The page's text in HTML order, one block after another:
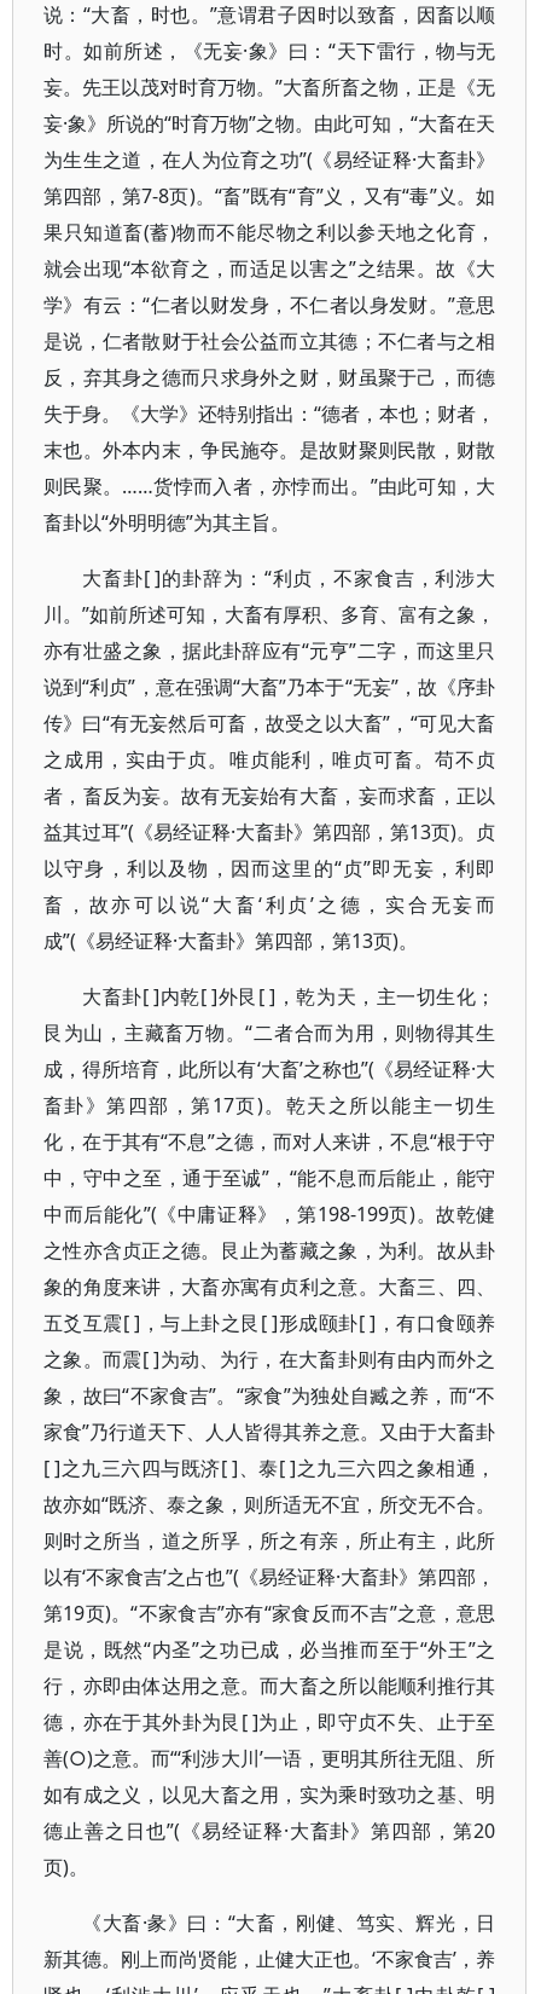
说：“大畜，时也。”意谓君子因时以致畜，因畜以顺
时。如前所述，《无妄·象》曰：“天下雷行，物与无
妄。先王以茂对时育万物。”大畜所畜之物，正是《无
妄·象》所说的“时育万物”之物。由此可知，“大畜在天
为生生之道，在人为位育之功”(《易经证释·大畜卦》
第四部，第7-8页)。“畜”既有“育”义，又有“毒”义。如
果只知道畜(蓄)物而不能尽物之利以参天地之化育，
就会出现“本欲育之，而适足以害之”之结果。故《大
学》有云：“仁者以财发身，不仁者以身发财。”意思
是说，仁者散财于社会公益而立其德；不仁者与之相
反，弃其身之德而只求身外之财，财虽聚于己，而德
失于身。《大学》还特别指出：“德者，本也；财者，
末也。外本内末，争民施夺。是故财聚则民散，财散
则民聚。……货悖而入者，亦悖而出。”由此可知，大
畜卦以“外明明德”为其主旨。
大畜卦[ ]的卦辞为：“利贞，不家食吉，利涉大
川。”如前所述可知，大畜有厚积、多育、富有之象，
亦有壮盛之象，据此卦辞应有“元亨”二字，而这里只
说到“利贞”，意在强调“大畜”乃本于“无妄”，故《序卦
传》曰“有无妄然后可畜，故受之以大畜”，“可见大畜
之成用，实由于贞。唯贞能利，唯贞可畜。苟不贞
者，畜反为妄。故有无妄始有大畜，妄而求畜，正以
益其过耳”(《易经证释·大畜卦》第四部，第13页)。贞
以守身，利以及物，因而这里的“贞”即无妄，利即
畜，故亦可以说“大畜‘利贞’之德，实合无妄而
成”(《易经证释·大畜卦》第四部，第13页)。
大畜卦[ ]内乾[ ]外艮[ ]，乾为天，主一切生化；
艮为山，主藏畜万物。“二者合而为用，则物得其生
成，得所培育，此所以有‘大畜’之称也”(《易经证释·大
畜卦》第四部，第17页)。乾天之所以能主一切生
化，在于其有“不息”之德，而对人来讲，不息“根于守
中，守中之至，通于至诚”，“能不息而后能止，能守
中而后能化”(《中庸证释》，第198-199页)。故乾健
之性亦含贞正之德。艮止为蓄藏之象，为利。故从卦
象的角度来讲，大畜亦寓有贞利之意。大畜三、四、
五爻互震[ ]，与上卦之艮[ ]形成颐卦[ ]，有口食颐养
之象。而震[ ]为动、为行，在大畜卦则有由内而外之
象，故曰“不家食吉”。“家食”为独处自臧之养，而“不
家食”乃行道天下、人人皆得其养之意。又由于大畜卦
[ ]之九三六四与既济[ ]、泰[ ]之九三六四之象相通，
故亦如“既济、泰之象，则所适无不宜，所交无不合。
则时之所当，道之所孚，所之有亲，所止有主，此所
以有‘不家食吉’之占也”(《易经证释·大畜卦》第四部，
第19页)。“不家食吉”亦有“家食反而不吉”之意，意思
是说，既然“内圣”之功已成，必当推而至于“外王”之
行，亦即由体达用之意。而大畜之所以能顺利推行其
德，亦在于其外卦为艮[ ]为止，即守贞不失、止于至
善(○)之意。而“‘利涉大川’一语，更明其所往无阻、所
如有成之义，以见大畜之用，实为乘时致功之基、明
德止善之日也”(《易经证释·大畜卦》第四部，第20
页)。
《大畜·彖》曰：“大畜，刚健、笃实、辉光，日
新其德。刚上而尚贤能，止健大正也。‘不家食吉’，养